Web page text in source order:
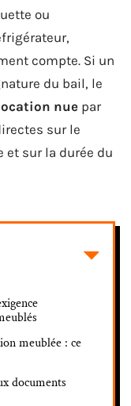
ou
compte. Si un
du bail, le
nue par
sur le
et sur la durée du
meublée : ce
documents